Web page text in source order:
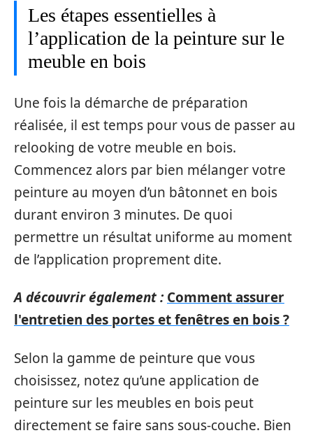
Les étapes essentielles à
l’application de la peinture sur le
meuble en bois
Une fois la démarche de préparation
réalisée, il est temps pour vous de passer au
relooking de votre meuble en bois.
Commencez alors par bien mélanger votre
peinture au moyen d’un bâtonnet en bois
durant environ 3 minutes. De quoi
permettre un résultat uniforme au moment
de l’application proprement dite.
A découvrir également : Comment assurer
l'entretien des portes et fenêtres en bois ?
Selon la gamme de peinture que vous
choisissez, notez qu’une application de
peinture sur les meubles en bois peut
directement se faire sans sous-couche. Bien